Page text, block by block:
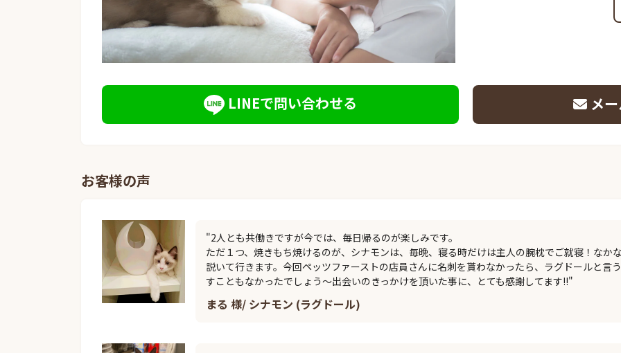
LINEで問い合わせる メ
お客様の声
"2人とも共働きですが今では、毎日帰るのが楽しみです。
ただ１つ、焼きもち焼けるのが、シナモンは、毎晩、寝る時だけは主人の腕枕でご就寝！なか
説いて行きます。今回ペッツファーストの店員さんに名刺を貰わなかったら、ラグドールと言
すこともなかったでしょう～出会いのきっかけを頂いた事に、とても感謝してます!!"
まる 様/ シナモン (ラグドール)